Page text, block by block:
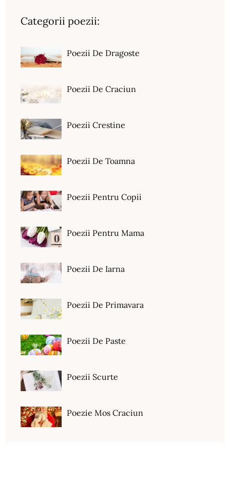
Categorii poezii:
Poezii De Dragoste
Poezii De Craciun
Poezii Crestine
Poezii De Toamna
Poezii Pentru Copii
Poezii Pentru Mama
Poezii De Iarna
Poezii De Primavara
Poezii De Paste
Poezii Scurte
Poezie Mos Craciun